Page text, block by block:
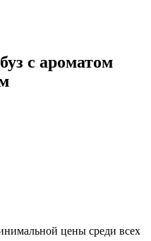
с ароматом
цены среди всех